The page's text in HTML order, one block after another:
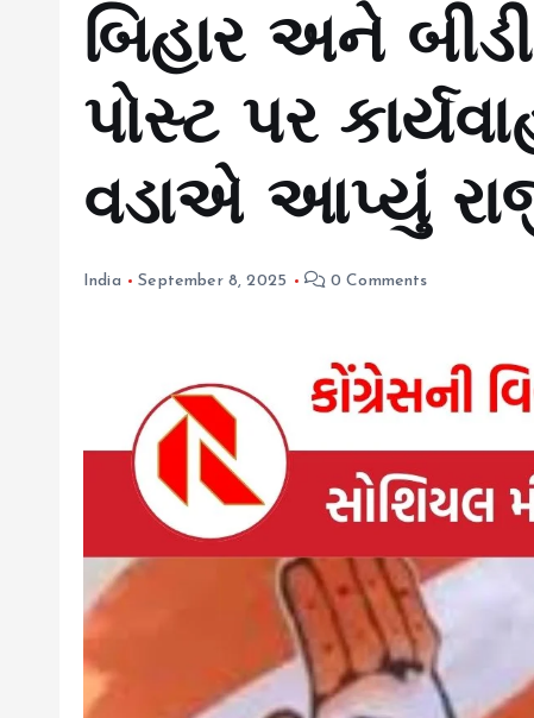
બિહાર અને
પોસ્ટ પર
વડાએ આપ્યું
India September 8, 2025 0 Comments